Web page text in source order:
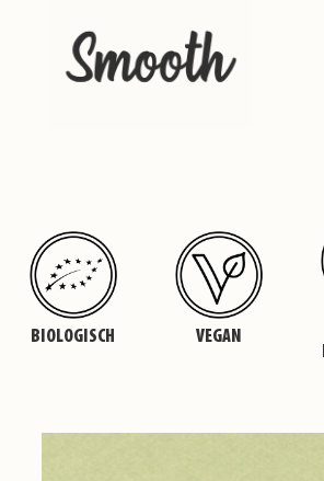
BIOLOGISCH VEGAN